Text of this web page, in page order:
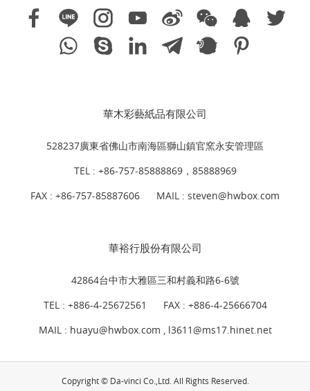
華木彩藝紙品有限公司
528237廣東省佛山市南海區獅山鎮官窯永安管理區
TEL : +86-757-85888869，85888969
FAX : +86-757-85887606
MAIL : steven@hwbox.com
華裕行股份有限公司
42864台中市大雅區三和村義和路6-6號
TEL : +886-4-25672561
FAX : +886-4-25666704
MAIL : huayu@hwbox.com , l3611@ms17.hinet.net
Copyright © Da-vinci Co.,Ltd. All Rights Reserved.